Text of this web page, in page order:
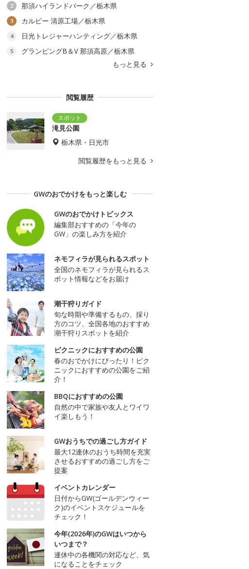
2 那須ハイランドパーク／栃木県
3 カルビー 清原工場／栃木県
4 日光トレジャーハンティング／栃木県
5
グランピングB＆V 那須高原／栃木県
もっと見る
閲覧履歴
滝見公園
栃木県・日光市
閲覧履歴をもっと見る
GWのおでかけをもっと楽しむ
GWのおでかけトピックス
編集部おすすめの「今年の
GW」の楽しみ方を紹介
ネモフィラが見られるスポット
全国のネモフィラが見られるス
ポット情報などをお届け
潮干狩りガイド
旬な時期や準備するもの、採り
方のコツ、全国各地のおすすめ
潮干狩りスポットを紹介
ピクニックにおすすめの公園
春のおでかけにぴったり！ピク
ニックにおすすめの公園をご紹
介！
BBQにおすすめの公園
自然の中で家族や友人とワイワ
イ楽しもう！
GWおうちでの過ごし方ガイド
最大12連休のおうち時間を充実
させるおすすめの過ごし方をご
提案
イベントカレンダー
日付からGW(ゴールデンウィー
ク)のイベントスケジュールを
チェック！
今年(2026年)のGWはいつから
いつまで？
連休中の各機関の対応など、気
になることをチェック